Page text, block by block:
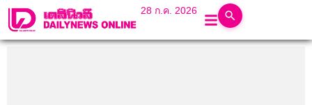
28 ก.ค. 2026